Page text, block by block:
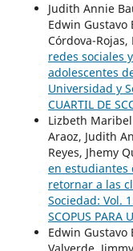
Judith Annie
Edwin
Córdova-Rojas,
redes sociales
adolescentes
Universidad y
CUARTIL DE
Lizbeth
Araoz, Judith
Reyes, Jhemy
en estudiantes
retornar a las
Sociedad: Vol.
SCOPUS PARA
Edwin Gustavo